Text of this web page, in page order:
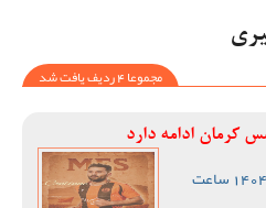
مجموعا 4 ردیف یافت شد
کرمان ادامه دارد
یکشنبه 9 شهریور ماه 1404 ساعت